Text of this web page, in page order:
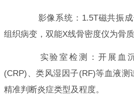
影像系统：1.5T磁共振成
组织病变，双能X线骨密度仪为骨质
实验室检测：开展血沉
(CRP)、类风湿因子(RF)等血液测
精准判断炎症类型及程度。